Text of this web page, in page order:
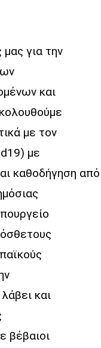
για την
και
με τον
με
καθοδήγηση από
και
βέβαιοι